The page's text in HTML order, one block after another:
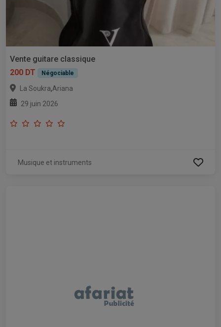
Vente guitare classique
200 DT
Négociable
La Soukra,Ariana
29 juin 2026
Musique et instruments